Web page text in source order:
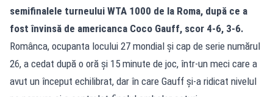
semifinalele turneului WTA 1000 de la Roma, după ce a
fost învinsă de americanca Coco Gauff, scor 4-6, 3-6.
Românca, ocupanta locului 27 mondial și cap de serie numărul
26, a cedat după o oră și 15 minute de joc, într-un meci care a
avut un început echilibrat, dar în care Gauff și-a ridicat nivelul